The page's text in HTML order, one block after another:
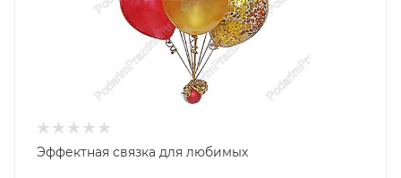
Эффектная связка для любимых